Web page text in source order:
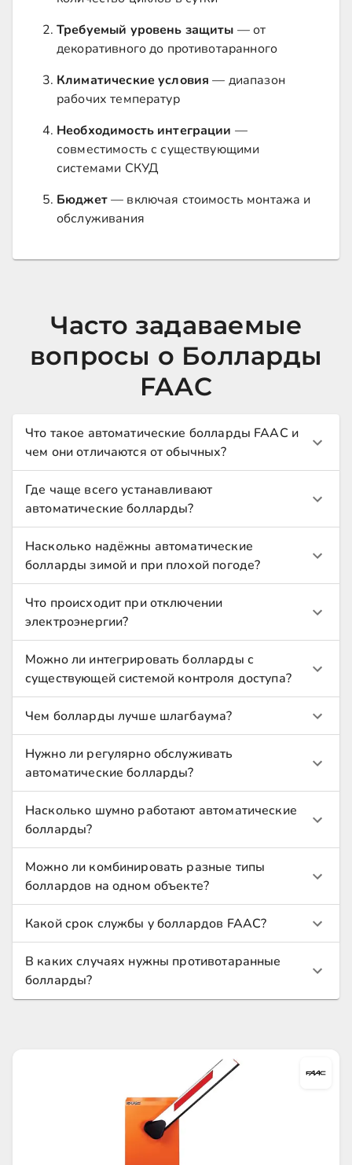
Требуемый уровень защиты — от
декоративного до противотаранного
Климатические условия — диапазон
рабочих температур
Необходимость интеграции —
совместимость с существующими
системами СКУД
Бюджет— включая стоимость монтажа и
обслуживания
Часто задаваемые
вопросы о Болларды
FAAC
Что такое автоматические болларды FAAC и
чем они отличаются от обычных?
Где чаще всего устанавливают
автоматические болларды?
Насколько надёжны автоматические
болларды зимой и при плохой погоде?
Что происходит при отключении
электроэнергии?
Можно ли интегрировать болларды с
существующей системой контроля доступа?
Чем болларды лучше шлагбаума?
Нужно ли регулярно обслуживать
автоматические болларды?
Насколько шумно работают автоматические
болларды?
Можно ли комбинировать разные типы
боллардов на одном объекте?
Какой срок службы у боллардов FAAC?
В каких случаях нужны противотаранные
болларды?